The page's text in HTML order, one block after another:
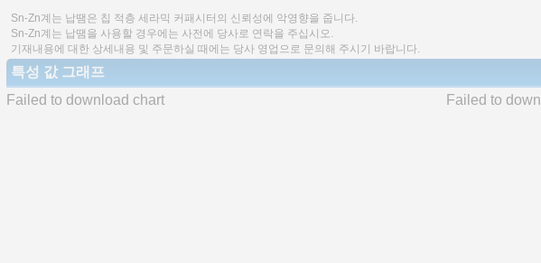
Sn-Zn계는 납땜은 칩 적층 세라믹 커패시터의 신뢰성에 악영향을 줍니다.
Sn-Zn계는 납땜을 사용할 경우에는 사전에 당사로 연락을 주십시오.
기재내용에 대한 상세내용 및 주문하실 때에는 당사 영업으로 문의해 주시기 바랍니다.
특성 값 그래프
Failed to download chart
Failed to